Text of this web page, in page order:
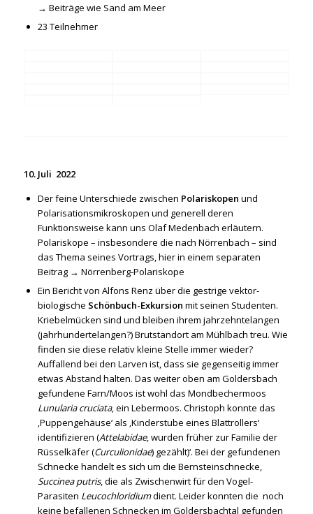
→ Beiträge wie Sand am Meer
23 Teilnehmer
10. Juli 2022
Der feine Unterschiede zwischen Polariskopen und
Polarisationsmikroskopen und generell deren
Funktionsweise kann uns Olaf Medenbach erläutern.
Polariskope – insbesondere die nach Nörrenbach – sind
das Thema seines Vortrags, hier in einem separaten
Beitrag → Nörrenberg-Polariskope
Ein Bericht von Alfons Renz über die gestrige vektor-
biologische Schönbuch-Exkursion mit seinen Studenten.
Kriebelmücken sind und bleiben ihrem jahrzehntelangen
(jahrhundertelangen?) Brutstandort am Mühlbach treu. Wie
finden sie diese relativ kleine Stelle immer wieder?
Auffallend bei den Larven ist, dass sie gegenseitig immer
etwas Abstand halten. Das weiter oben am Goldersbach
gefundene Farn/Moos ist wohl das Mondbechermoos
Lunularia cruciata, ein Lebermoos. Christoph konnte das
‚Puppengehäuse‘ als ‚Kinderstube eines Blattrollers‘
identifizieren (Attelabidae, wurden früher zur Familie der
Rüsselkäfer (Curculionidae) gezählt)‘. Bei der gefundenen
Schnecke handelt es sich um die Bernsteinschnecke,
Succinea putris, die als Zwischenwirt für den Vogel-
Parasiten Leucochloridiumdient. Leider konnten die noch
keine befallenen Schnecken im Goldersbachtal gefunden